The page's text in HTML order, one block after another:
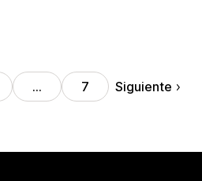
… 7 Siguiente